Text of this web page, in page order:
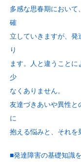
多感な思春期において
確
立していきますが、発
り
ます。人と違うこと
少
なくありません。
友達づきあいや異性
に
抱える悩みと、それを
■発達障害の基礎知識